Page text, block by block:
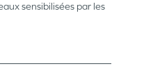
sensibilisées par les